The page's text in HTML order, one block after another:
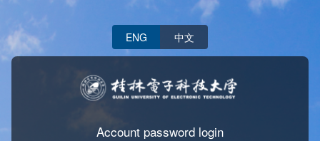
ENG 中文
Account password login